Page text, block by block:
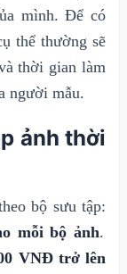
mình. Để có
thể thường sẽ
thời gian làm
người mẫu.
ảnh thời
bộ sưu tập:
mỗi bộ ảnh.
VNĐ trở lên